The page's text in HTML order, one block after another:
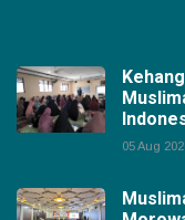
05 Aug